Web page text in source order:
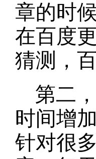
章的时
在百度
猜测，
第二
时间增
针对很